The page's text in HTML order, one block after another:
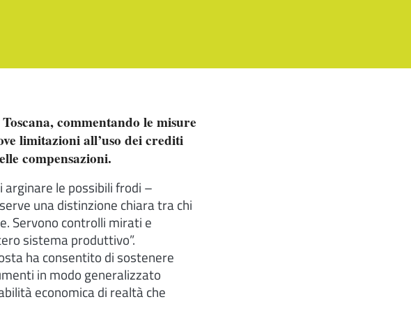
commentando le misure
limitazioni all’uso dei crediti
compensazioni.
arginare le possibili frodi –
una distinzione chiara tra chi
Servono controlli mirati e
sistema produttivo”.
ha consentito di sostenere
in modo generalizzato
economica di realtà che